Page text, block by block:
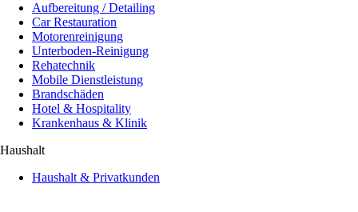
Aufbereitung / Detailing
Car Restauration
Motorenreinigung
Unterboden-Reinigung
Rehatechnik
Mobile Dienstleistung
Brandschäden
Hotel & Hospitality
Krankenhaus & Klinik
Haushalt
Haushalt & Privatkunden